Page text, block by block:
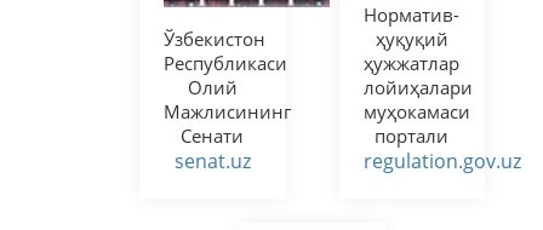
Ўзбекистон
Республикаси
Олий
Мажлисининг
Сенати
senat.uz
Норматив-
ҳуқуқий
ҳужжатлар
лойиҳалари
муҳокамаси
портали
regulation.gov.uz